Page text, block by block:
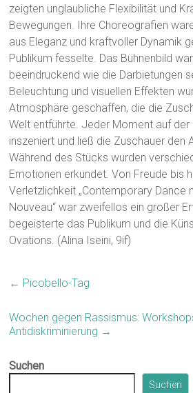
zeigten unglaubliche Flexibilität und
Bewegungen. Ihre Choreografien
aus Eleganz und kraftvoller Dynamik
Publikum fesselte. Das Bühnenbild
beeindruckend wie die Darbietungen
Beleuchtung und visuellen Effekten
Atmosphäre geschaffen, die die
Welt entführte. Jeder Moment auf
inszeniert und ließ die Zuschauer den
Während des Stücks wurden
Emotionen erkundet. Von Freude bis
Verletzlichkeit „Contemporary Dance
Nouveau“ war zweifellos ein großer
begeisterte das Publikum und die
Ovations. (Alina Iseini, 9if)
← Picobello-Tag
Wochen gegen Rassismus:
Antidiskriminierung →
Suchen
Suchen